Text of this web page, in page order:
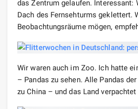
das Zentrum gelaufen. Interessant:
Dach des Fernsehturms geklettert.
Beobachtungsräume mögen,
Wir waren auch im Zoo. Ich hatte
– Pandas zu sehen. Alle Pandas
zu China – und das Land